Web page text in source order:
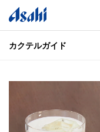
カクテルガイド